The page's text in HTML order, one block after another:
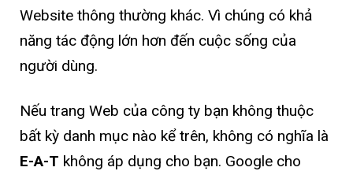
Website thông thường khác. Vì chúng có khả
năng tác động lớn hơn đến cuộc sống của
người dùng.
Nếu trang Web của công ty bạn không thuộc
bất kỳ danh mục nào kể trên, không có nghĩa là
E-A-T không áp dụng cho bạn. Google cho